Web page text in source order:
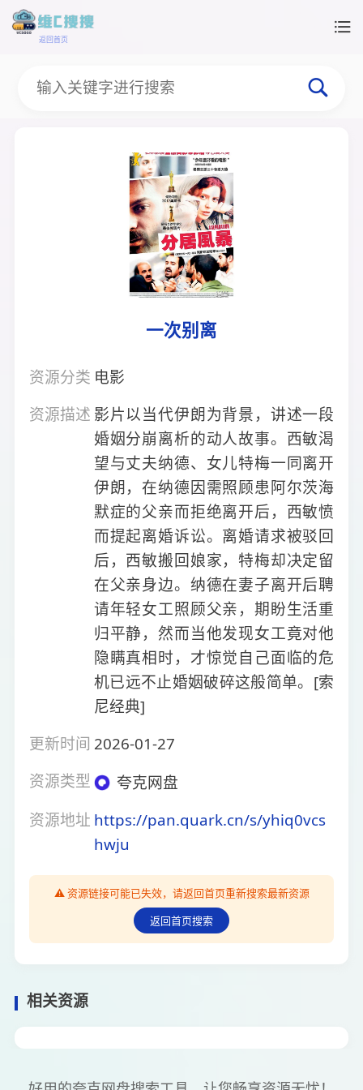
返回首页
一次别离
资源分类 电影
资源描述 影片以当代伊朗为背景，讲述一段
婚姻分崩离析的动人故事。西敏渴
望与丈夫纳德、女儿特梅一同离开
伊朗，在纳德因需照顾患阿尔茨海
默症的父亲而拒绝离开后，西敏愤
而提起离婚诉讼。离婚请求被驳回
后，西敏搬回娘家，特梅却决定留
在父亲身边。纳德在妻子离开后聘
请年轻女工照顾父亲，期盼生活重
归平静，然而当他发现女工竟对他
隐瞒真相时，才惊觉自己面临的危
机已远不止婚姻破碎这般简单。[索
尼经典]
更新时间 2026-01-27
资源类型
夸克网盘
资源地址 https://pan.quark.cn/s/yhiq0vcs
hwju
⚠️ 资源链接可能已失效，请返回首页重新搜索最新资源
返回首页搜索
相关资源